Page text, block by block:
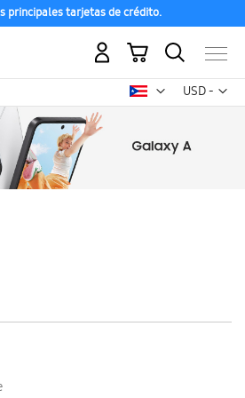
principales tarjetas de crédito.
USD -
dólar
Mi carrito